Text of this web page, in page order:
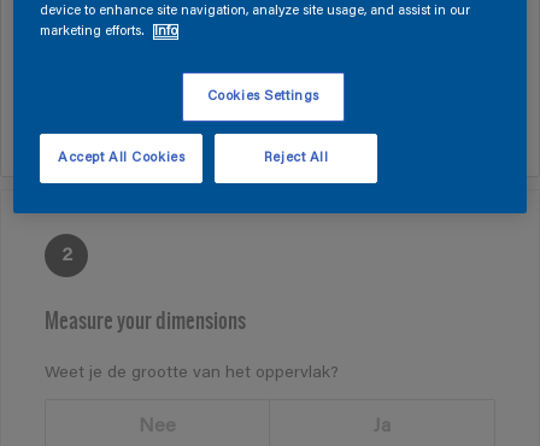
Door het juiste product te kiezen, maken we de
berekening zo accuraat mogelijk.
Selecteer je product
2
Measure your dimensions
Weet je de grootte van het oppervlak?
Nee Ja
device to enhance site navigation, analyze site usage, and assist in our
marketing efforts.
Info
Cookies Settings
Reject All
Accept All Cookies